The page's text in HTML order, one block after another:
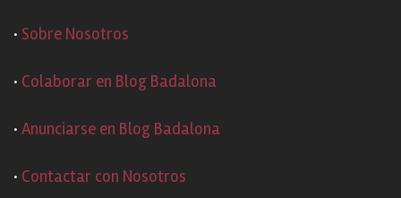
· Sobre Nosotros
· Colaborar en Blog Badalona
· Anunciarse en Blog Badalona
· Contactar con Nosotros